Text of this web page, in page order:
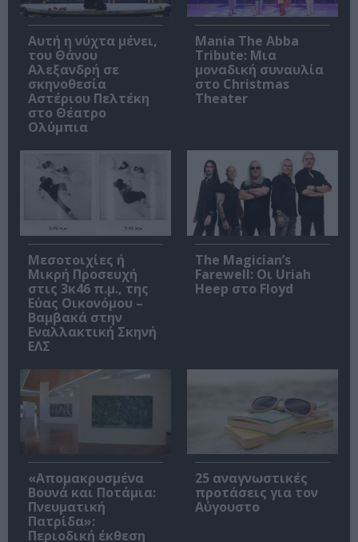
Αυτή η νύχτα μένει,
του Θάνου
Αλεξανδρή σε
σκηνοθεσία
Αστέριου Πελτέκη
στο Θέατρο
Ολύμπια
Mania The Abba
Tribute: Μια
μοναδική συναυλία
στο Christmas
Theater
Μεσοτοιχίες ή
Μικρή Προσευχή
στις 3κ46 π.μ., της
Εύας Οικονόμου –
Βαμβακά στην
Εναλλακτική Σκηνή
ΕΛΣ
The Magician’s
Farewell: Οι Uriah
Heep στο Floyd
«Απομακρυσμένα
Βουνά και Ποτάμια:
Πνευματική
Πατρίδα»:
Περιοδική έκθεση
25 αναγνωστικές
προτάσεις για τον
Αύγουστο